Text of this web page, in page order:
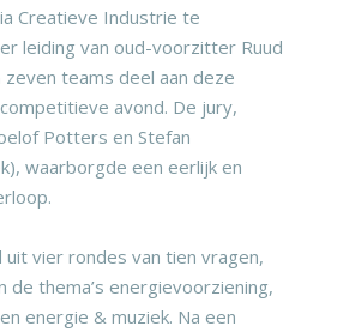
Creatieve Industrie te
leiding van oud-voorzitter Ruud
zeven teams deel aan deze
avond. De jury,
Potters en Stefan
waarborgde een eerlijk en
uit vier rondes van tien vragen,
de thema’s energievoorziening,
energie & muziek. Na een